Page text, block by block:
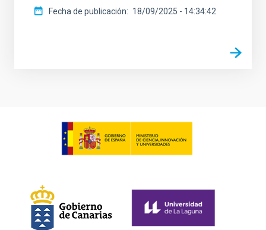
Fecha de publicación 18/09/2025 - 14:34:42